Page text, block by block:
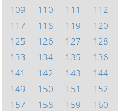
109
110 111 112
117
118 119 120
125
126 127 128
133
134 135 136
141
142 143 144
149
150 151 152
157
158 159 160